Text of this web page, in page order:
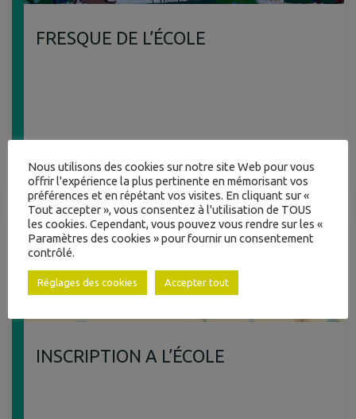
INTERCOMMUNALITÉ
& ACTION SOCIALE
ADMINISTRATIVES
FRESQUE DE L’ÉCOLE
+
INSCRIPTION A L’ÉCOLE
Nous utilisons des cookies sur notre site Web pour vous
offrir l'expérience la plus pertinente en mémorisant vos
préférences et en répétant vos visites. En cliquant sur «
Tout accepter », vous consentez à l'utilisation de TOUS
les cookies. Cependant, vous pouvez vous rendre sur les «
Paramètres des cookies » pour fournir un consentement
contrôlé.
Réglages des cookies Accepter tout